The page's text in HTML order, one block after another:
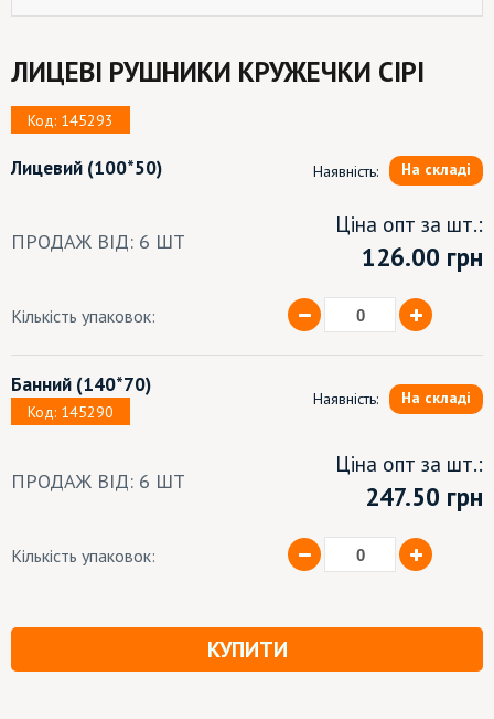
ЛИЦЕВІ РУШНИКИ КРУЖЕЧКИ СІРІ
Код: 145293
Лицевий (100*50) Наявність: На складі
ПРОДАЖ ВІД: 6 ШТ
Ціна опт за шт.:
126.00 грн
Кількість упаковок:
Банний (140*70)
Код: 145290
Наявність: На складі
ПРОДАЖ ВІД: 6 ШТ
Ціна опт за шт.:
247.50 грн
Кількість упаковок:
КУПИТИ